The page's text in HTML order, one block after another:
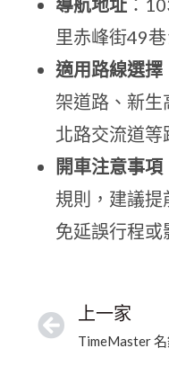
導航地址 ：
里赤峰街49
適用路線選擇
架道路、新
北路交流道等
開車注意事項
規則，建議
免延誤行程或
上一家